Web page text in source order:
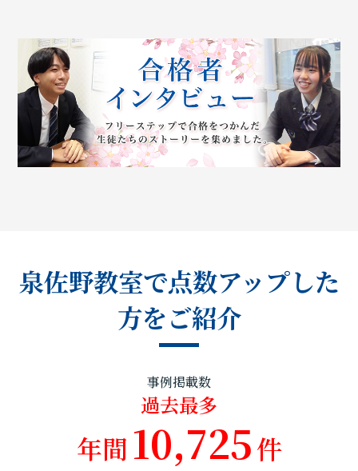
泉佐野教室で点数アップした
方をご紹介
事例掲載数
過去最多
年間 10,725件